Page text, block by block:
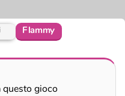
Flammy
gioco